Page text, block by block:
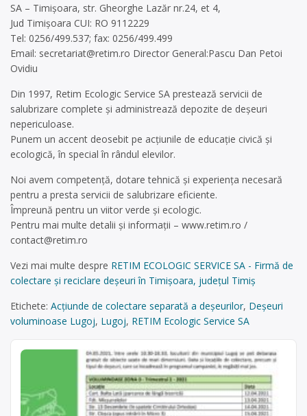
SA – Timișoara, str. Gheorghe Lazăr nr.24, et 4,
Jud Timișoara CUI: RO 9112229
Tel: 0256/499.537; fax: 0256/499.499
Email: secretariat@retim.ro Director General:Pascu Dan Petoi
Ovidiu
Din 1997, Retim Ecologic Service SA prestează servicii de
salubrizare complete și administrează depozite de deșeuri
nepericuloase.
Punem un accent deosebit pe acțiunile de educație civică și
ecologică, în special în rândul elevilor.
Noi avem competență, dotare tehnică și experiența necesară
pentru a presta servicii de salubrizare eficiente.
Împreună pentru un viitor verde și ecologic.
Pentru mai multe detalii și informații – www.retim.ro /
contact@retim.ro
Vezi mai multe despre RETIM ECOLOGIC SERVICE SA - Firmă de
colectare și reciclare deșeuri în Timișoara, județul Timiș
Etichete: Acțiunde de colectare separată a deșeurilor, Deșeuri
voluminoase Lugoj, Lugoj, RETIM Ecologic Service SA